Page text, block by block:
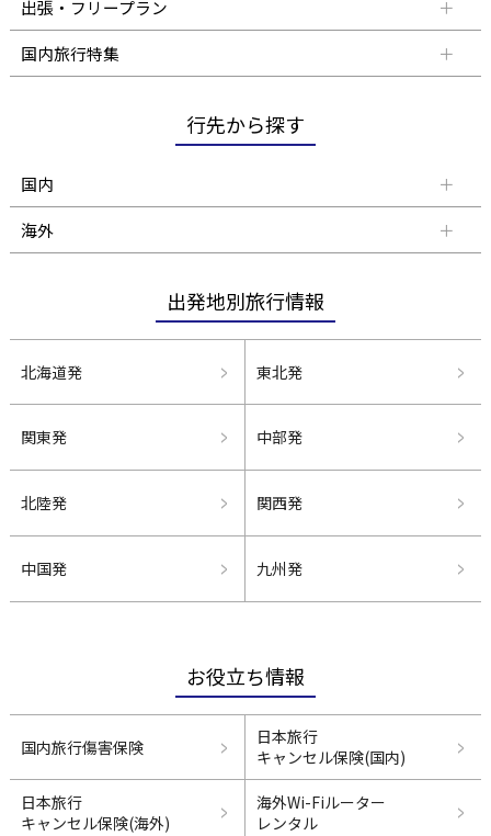
出張・フリープラン
国内旅行特集
行先から探す
国内
海外
出発地別旅行情報
北海道発 東北発
関東発 中部発
北陸発 関西発
中国発 九州発
お役立ち情報
国内旅行傷害保険
日本旅行
キャンセル保険(国内)
日本旅行
キャンセル保険(海外)
海外Wi-Fiルーター
レンタル